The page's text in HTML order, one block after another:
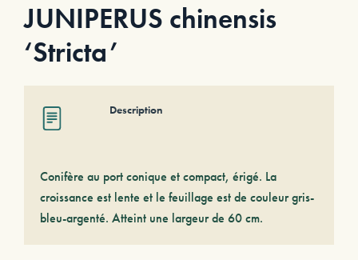
JUNIPERUS chinensis
‘Stricta’
Description
Conifère au port conique et compact, érigé. La
croissance est lente et le feuillage est de couleur gris-
bleu-argenté. Atteint une largeur de 60 cm.